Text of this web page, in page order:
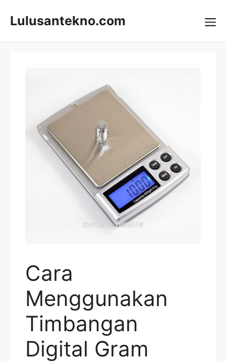
Lulusantekno.com
Cara
Menggunakan
Timbangan
Digital Gram